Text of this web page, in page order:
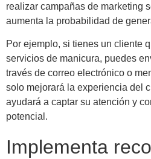
realizar campañas de marketing
aumenta la probabilidad de
Por ejemplo, si tienes un cliente
servicios de manicura, puedes
través de correo electrónico o
solo mejorará la experiencia del
ayudará a captar su atención y
potencial.
Implementa